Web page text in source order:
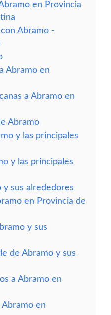
en Provincia
Abramo -
Abramo en
a Abramo en
Abramo
y las principales
y las principales
y sus alrededores
en Provincia de
y sus
de Abramo y sus
a Abramo en
Abramo en